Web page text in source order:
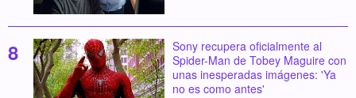
Sony recupera oficialmente al
Spider-Man de Tobey Maguire con
unas inesperadas imágenes: 'Ya
no es como antes'